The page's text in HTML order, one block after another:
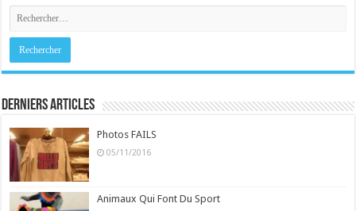
Derniers Articles
Photos FAILS
05/11/2016
Animaux Qui Font Du Sport